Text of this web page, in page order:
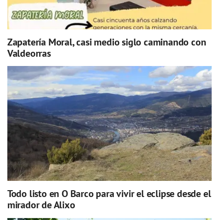
Zapatería Moral, casi medio siglo caminando con
Valdeorras
Todo listo en O Barco para vivir el eclipse desde el
mirador de Alixo